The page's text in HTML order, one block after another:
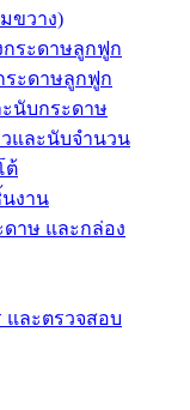
ขวาง)
ระดาษลูกฟูก
ระดาษลูกฟูก
ะนับกระดาษ
และนับจำนวน
ต้
งาน
าษ และกล่อง
และตรวจสอบ